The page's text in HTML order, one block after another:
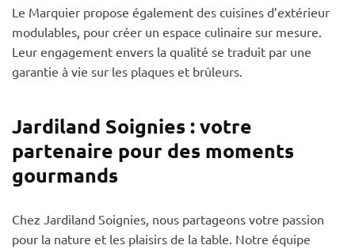
Le Marquier propose également des cuisines d’extérieur
modulables, pour créer un espace culinaire sur mesure.
Leur engagement envers la qualité se traduit par une
garantie à vie sur les plaques et brûleurs.
Jardiland Soignies : votre
partenaire pour des moments
gourmands
Chez Jardiland Soignies, nous partageons votre passion
pour la nature et les plaisirs de la table. Notre équipe